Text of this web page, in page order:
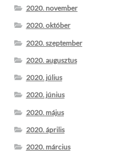
2020. november
2020. október
2020. szeptember
2020. augusztus
2020. július
2020. június
2020. május
2020. április
2020. március